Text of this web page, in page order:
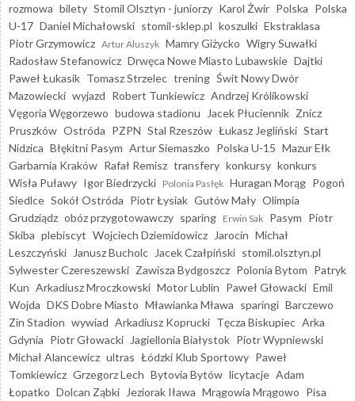
rozmowa bilety Stomil Olsztyn - juniorzy Karol Żwir Polska Polska
U-17 Daniel Michałowski stomil-sklep.pl koszulki Ekstraklasa
Piotr Grzymowicz Artur Aluszyk Mamry Giżycko Wigry Suwałki
Radosław Stefanowicz Drwęca Nowe Miasto Lubawskie Dajtki
Paweł Łukasik Tomasz Strzelec trening Świt Nowy Dwór
Mazowiecki wyjazd Robert Tunkiewicz Andrzej Królikowski
Vęgoria Węgorzewo budowa stadionu Jacek Płuciennik Znicz
Pruszków Ostróda PZPN Stal Rzeszów Łukasz Jegliński Start
Nidzica Błękitni Pasym Artur Siemaszko Polska U-15 Mazur Ełk
Garbarnia Kraków Rafał Remisz transfery konkursy konkurs
Wisła Puławy Igor Biedrzycki Polonia Pasłęk Huragan Morąg Pogoń
Siedlce Sokół Ostróda Piotr Łysiak Gutów Mały Olimpia
Grudziądz obóz przygotowawczy sparing Erwin Sak Pasym Piotr
Skiba plebiscyt Wojciech Dziemidowicz Jarocin Michał
Leszczyński
Janusz Bucholc Jacek Czałpiński stomil.olsztyn.pl
Sylwester Czereszewski Zawisza Bydgoszcz Polonia Bytom Patryk
Kun Arkadiusz Mroczkowski Motor Lublin Paweł Głowacki Emil
Wojda DKS Dobre Miasto Mławianka Mława sparingi Barczewo
Zin Stadion wywiad Arkadiusz Koprucki Tęcza Biskupiec Arka
Gdynia Piotr Głowacki Jagiellonia Białystok Piotr Wypniewski
Michał Alancewicz ultras Łódzki Klub Sportowy Paweł
Tomkiewicz Grzegorz Lech Bytovia Bytów licytacje Adam
Łopatko Dolcan Ząbki Jeziorak Iława Mrągowia Mrągowo Pisa